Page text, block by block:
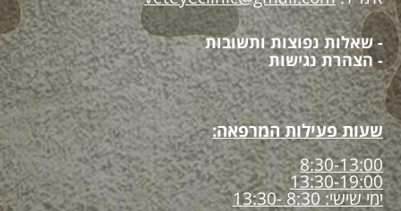
- שאלות נפוצות ותשובות
- הצהרת נגישות
שעות פעילות המרפאה:
8:30-13:00
13:30-19:00
ימי שישי: 8:30 -13:30